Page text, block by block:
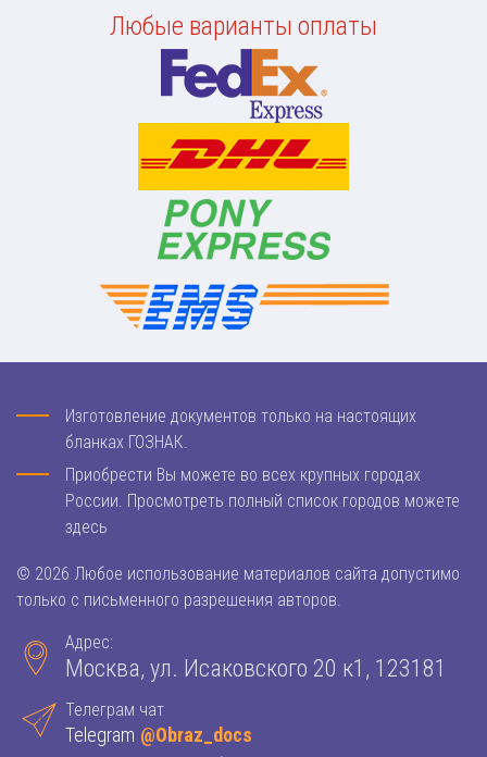
Любые варианты оплаты
Изготовление документов только на настоящих
бланках ГОЗНАК.
Приобрести Вы можете во всех крупных городах
России. Просмотреть полный список городов можете
здесь
© 2026 Любое использование материалов сайта допустимо
только с письменного разрешения авторов.
Адрес:
Москва, ул. Исаковского 20 к1, 123181
Телеграм чат
Telegram @Obraz_docs